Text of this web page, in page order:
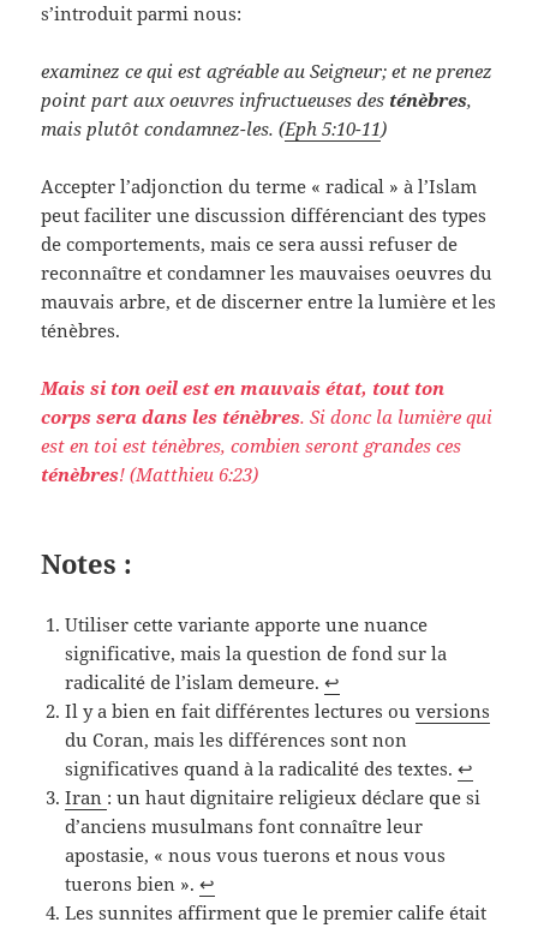
s’introduit parmi nous:
examinez ce qui est agréable au Seigneur; et ne prenez
point part aux oeuvres infructueuses des ténèbres,
mais plutôt condamnez-les. (Eph 5:10-11)
Accepter l’adjonction du terme « radical » à l’Islam
peut faciliter une discussion différenciant des types
de comportements, mais ce sera aussi refuser de
reconnaître et condamner les mauvaises oeuvres du
mauvais arbre, et de discerner entre la lumière et les
ténèbres.
Mais si ton oeil est en mauvais état, tout ton
corps sera dans les ténèbres. Si donc la lumière qui
est en toi est ténèbres, combien seront grandes ces
ténèbres! (Matthieu 6:23)
Notes :
Utiliser cette variante apporte une nuance
significative, mais la question de fond sur la
radicalité de l’islam demeure.↩︎
Il y a bien en fait différentes lectures ouversions
du Coran, mais les différences sont non
significatives quand à la radicalité des textes.↩︎
Iran : un haut dignitaire religieux déclare que si
d’anciens musulmans font connaître leur
apostasie, « nous vous tuerons et nous vous
tuerons bien ».↩︎
Les sunnites affirment que le premier calife était